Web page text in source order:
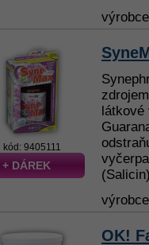
kód: 9405111
+ DÁREK
látkové
OK!